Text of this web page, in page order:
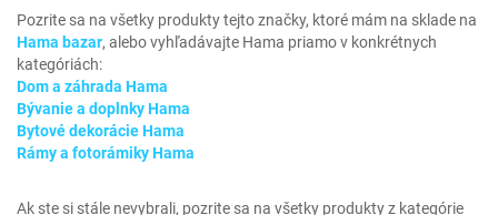
Pozrite sa na všetky produkty tejto značky, ktoré mám na sklade na
Hama bazar, alebo vyhľadávajte Hama priamo v konkrétnych
kategóriách:
Dom a záhrada Hama
Bývanie a doplnky Hama
Bytové dekorácie Hama
Rámy a fotorámiky Hama
Ak ste si stále nevybrali, pozrite sa na všetky produkty z kategórie